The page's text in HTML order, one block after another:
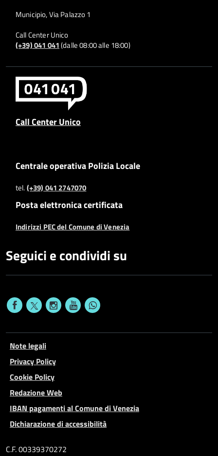
Municipio, Via Palazzo 1
Call Center Unico
(+39) 041 041(dalle 08:00 alle 18:00)
Call Center Unico
Centrale operativa Polizia Locale
tel.(+39) 041 2747070
Posta elettronica certificata
Indirizzi PEC del Comune di Venezia
Seguici e condividi su
Note legali
Privacy Policy
Cookie Policy
Redazione Web
IBAN pagamenti al Comune di Venezia
Dichiarazione di accessibilità
C.F. 00339370272